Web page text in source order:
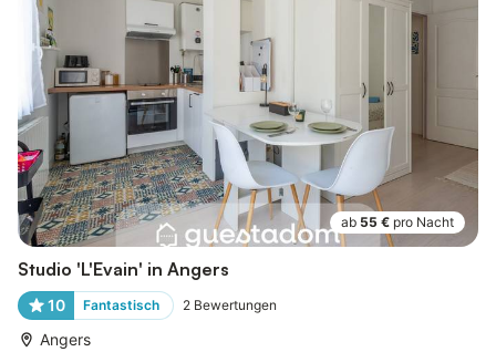
ab 55 € pro Nacht
Studio 'L'Evain' in Angers
10 Fantastisch 2 Bewertungen
Angers